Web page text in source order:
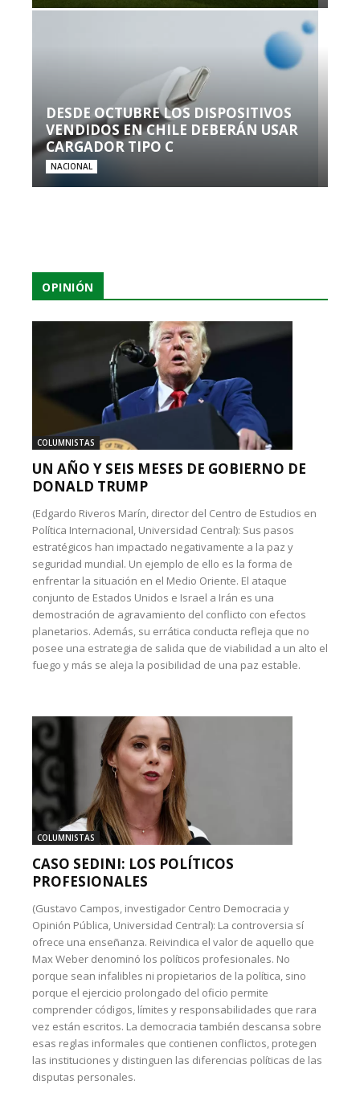
DESDE OCTUBRE LOS DISPOSITIVOS
VENDIDOS EN CHILE DEBERÁN USAR
CARGADOR TIPO C
NACIONAL
OPINIÓN
COLUMNISTAS
UN AÑO Y SEIS MESES DE GOBIERNO DE
DONALD TRUMP
(Edgardo Riveros Marín, director del Centro de Estudios en
Política Internacional, Universidad Central): Sus pasos
estratégicos han impactado negativamente a la paz y
seguridad mundial. Un ejemplo de ello es la forma de
enfrentar la situación en el Medio Oriente. El ataque
conjunto de Estados Unidos e Israel a Irán es una
demostración de agravamiento del conflicto con efectos
planetarios. Además, su errática conducta refleja que no
posee una estrategia de salida que de viabilidad a un alto el
fuego y más se aleja la posibilidad de una paz estable.
COLUMNISTAS
CASO SEDINI: LOS POLÍTICOS
PROFESIONALES
(Gustavo Campos, investigador Centro Democracia y
Opinión Pública, Universidad Central): La controversia sí
ofrece una enseñanza. Reivindica el valor de aquello que
Max Weber denominó los políticos profesionales. No
porque sean infalibles ni propietarios de la política, sino
porque el ejercicio prolongado del oficio permite
comprender códigos, límites y responsabilidades que rara
vez están escritos. La democracia también descansa sobre
esas reglas informales que contienen conflictos, protegen
las instituciones y distinguen las diferencias políticas de las
disputas personales.